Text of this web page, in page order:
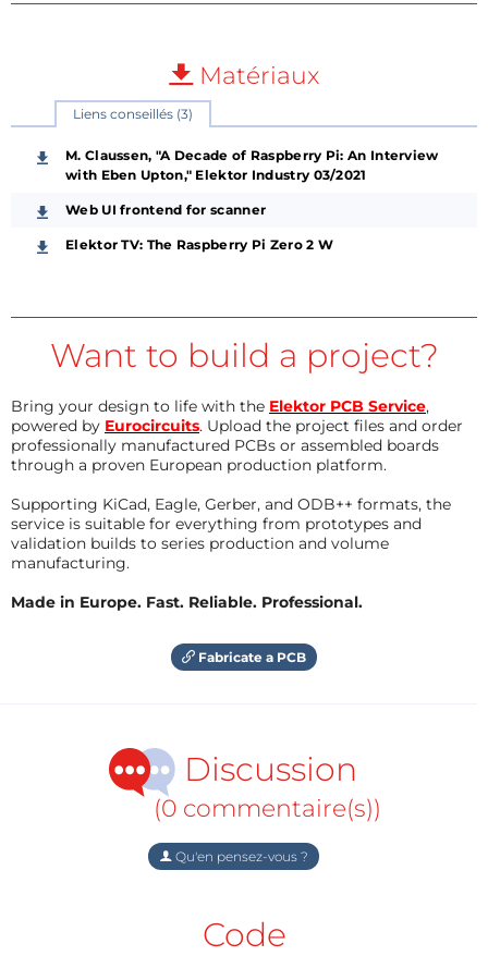
Matériaux
Liens conseillés (3)
M. Claussen, "A Decade of Raspberry Pi: An Interview
with Eben Upton," Elektor Industry 03/2021
Web UI frontend for scanner
Elektor TV: The Raspberry Pi Zero 2 W
Want to build a project?
Bring your design to life with the Elektor PCB Service,
powered by Eurocircuits. Upload the project files and order
professionally manufactured PCBs or assembled boards
through a proven European production platform.
Supporting KiCad, Eagle, Gerber, and ODB++ formats, the
service is suitable for everything from prototypes and
validation builds to series production and volume
manufacturing.
Made in Europe. Fast. Reliable. Professional.
Fabricate a PCB
Discussion
(0 commentaire(s))
Qu'en pensez-vous ?
Code